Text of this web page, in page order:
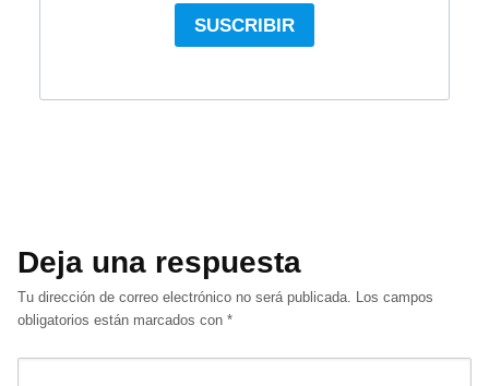
Deja una respuesta
Tu dirección de correo electrónico no será publicada.
Los campos
obligatorios están marcados con *